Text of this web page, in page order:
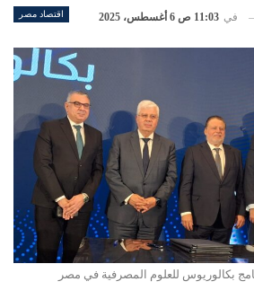
اقتصاد مصر في 11:03 ص 6 أغسطس، 2025
بكالوريوس للعلوم المصرفية في مصر